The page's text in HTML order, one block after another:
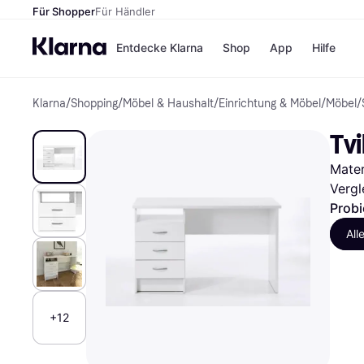
Für ShopperFür Händler
Entdecke Klarna
Zahlungsmethoden
Bezahle in bis zu 30
Tagen
Shop
Shops
H&M
Temu
Alle Shops
App Hilfe
Klarna/Shopping/Möbel & Haushalt/Einrichtung & Möbel /Möbel /
+12
Alle